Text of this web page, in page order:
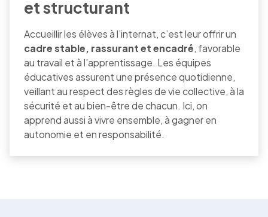
et structurant
Accueillir les élèves à l’internat, c’est leur offrir un
cadre stable, rassurant et encadré, favorable
au travail et à l’apprentissage. Les équipes
éducatives assurent une présence quotidienne,
veillant au respect des règles de vie collective, à la
sécurité et au bien-être de chacun. Ici, on
apprend aussi à vivre ensemble, à gagner en
autonomie et en responsabilité.